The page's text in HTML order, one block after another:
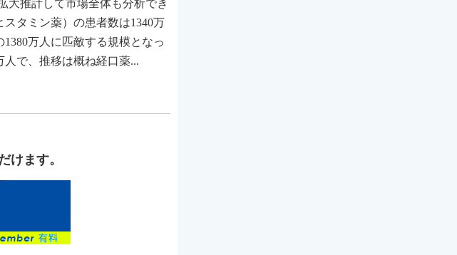
大推計して市場全体も分析でき
タミン薬）の患者数は1340万
万人に匹敵する規模となっ
人で、推移は概ね経口薬...
けます。